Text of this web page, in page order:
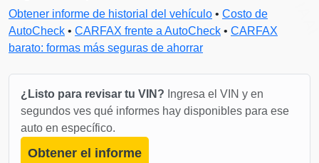
Copart
Obtener informe de historial del vehículo • Costo de
AutoCheck • CARFAX frente a AutoCheck • CARFAX
barato: formas más seguras de ahorrar
¿Listo para revisar tu VIN? Ingresa el VIN y en
segundos ves qué informes hay disponibles para ese
auto en específico.
Obtener el informe